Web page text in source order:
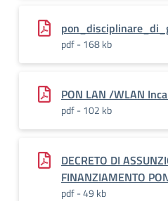
pdf - 168 kb
PON LAN /WLAN
pdf - 102 kb
DECRETO DI
FINANZIAMENTO
pdf - 49 kb